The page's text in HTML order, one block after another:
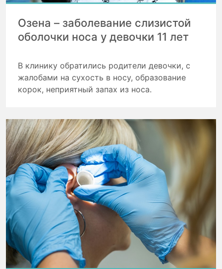
Озена – заболевание слизистой
оболочки носа у девочки 11 лет
В клинику обратились родители девочки, с
жалобами на сухость в носу, образование
корок, неприятный запах из носа.